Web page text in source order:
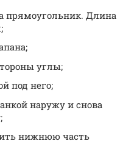
прямоугольник. Длина
углы;
под него;
наружу и снова
нижнюю часть